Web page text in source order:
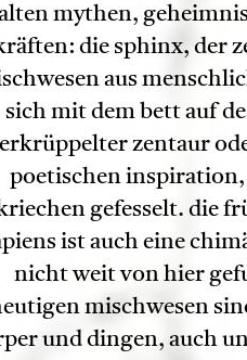
mythen,
die sphinx, der
aus
sich mit dem bett auf
zentaur
poetischen inspiration,
gefesselt. die
ist auch eine
nicht weit von hier
mischwesen
und dingen, auch